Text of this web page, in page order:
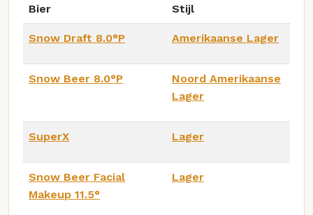
Bier Stijl
Snow Draft 8.0°P Amerikaanse Lager
Snow Beer 8.0°P
Noord Amerikaanse
Lager
SuperX Lager
Snow Beer Facial
Makeup 11.5°
Lager